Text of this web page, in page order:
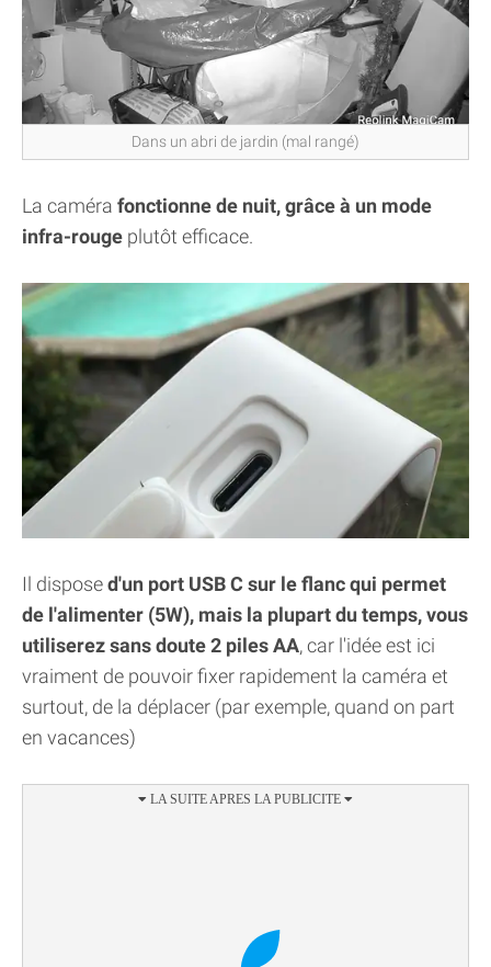
Dans un abri de jardin (mal rangé)
La caméra fonctionne de nuit, grâce à un mode
infra-rouge plutôt efficace.
Il disposed'un port USB C sur le flanc qui permet
de l'alimenter (5W), mais la plupart du temps, vous
utiliserez sans doute 2 piles AA, car l'idée est ici
vraiment de pouvoir fixer rapidement la caméra et
surtout, de la déplacer (par exemple, quand on part
en vacances)